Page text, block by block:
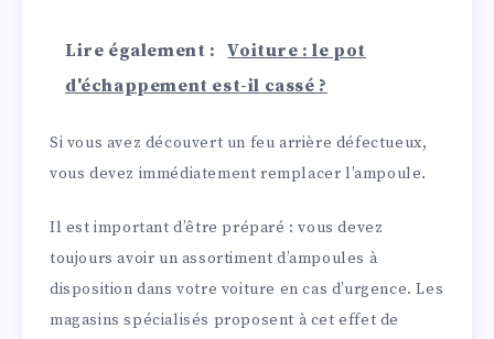
Lire également :
Voiture : le pot
d'échappement est-il cassé ?
Si vous avez découvert un feu arrière défectueux,
vous devez immédiatement remplacer l’ampoule.
Il est important d’être préparé : vous devez
toujours avoir un assortiment d’ampoules à
disposition dans votre voiture en cas d’urgence. Les
magasins spécialisés proposent à cet effet de